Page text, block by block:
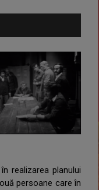
realizarea planului
persoane care în